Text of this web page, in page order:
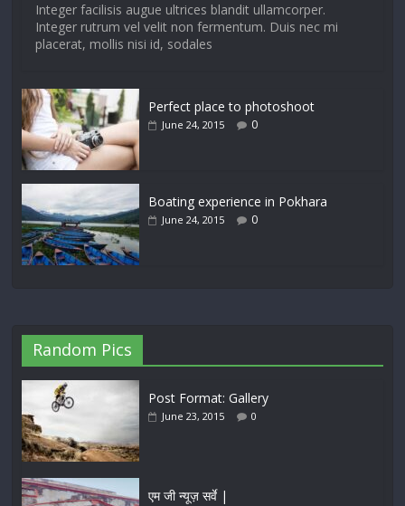
Integer facilisis augue ultrices blandit ullamcorper.
Integer rutrum vel velit non fermentum. Duis nec mi
placerat, mollis nisi id, sodales
Perfect place to photoshoot
June 24, 2015 0
Boating experience in Pokhara
June 24, 2015 0
Random Pics
Post Format: Gallery
June 23, 2015 0
एम जी न्यूज़ सर्वे |